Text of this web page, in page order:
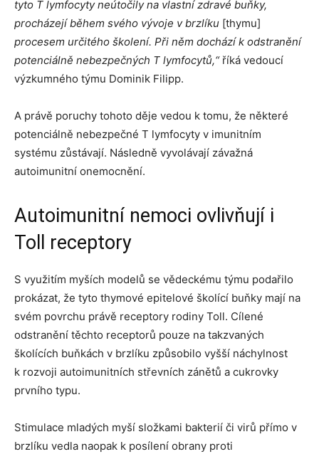
tyto T lymfocyty neútočily na vlastní zdravé buňky,
procházejí během svého vývoje v brzlíku [thymu]
procesem určitého školení. Při něm dochází k odstranění
potenciálně nebezpečných T lymfocytů,“ říká vedoucí
výzkumného týmu Dominik Filipp.
A právě poruchy tohoto děje vedou k tomu, že některé
potenciálně nebezpečné T lymfocyty v imunitním
systému zůstávají. Následně vyvolávají závažná
autoimunitní onemocnění.
Autoimunitní nemoci ovlivňují i
Toll receptory
S využitím myších modelů se vědeckému týmu podařilo
prokázat, že tyto thymové epitelové školící buňky mají na
svém povrchu právě receptory rodiny Toll. Cílené
odstranění těchto receptorů pouze na takzvaných
školících buňkách v brzlíku způsobilo vyšší náchylnost
k rozvoji autoimunitních střevních zánětů a cukrovky
prvního typu.
Stimulace mladých myší složkami bakterií či virů přímo v
brzlíku vedla naopak k posílení obrany proti